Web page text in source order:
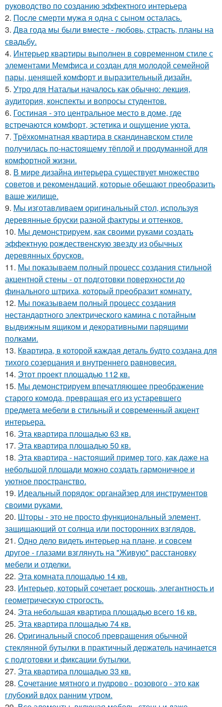
руководство по созданию эффектного интерьера
2. После смерти мужа я одна с сыном осталась.
3. Два года мы были вместе - любовь, страсть, планы на
свадьбу.
4. Интерьер квартиры выполнен в современном стиле с
элементами Мемфиса и создан для молодой семейной
пары, ценящей комфорт и выразительный дизайн.
5. Утро для Натальи началось как обычно: лекция,
аудитория, конспекты и вопросы студентов.
6. Гостиная - это центральное место в доме, где
встречаются комфорт, эстетика и ощущение уюта.
7. Трёхкомнатная квартира в скандинавском стиле
получилась по-настоящему тёплой и продуманной для
комфортной жизни.
8. В мире дизайна интерьера существует множество
советов и рекомендаций, которые обещают преобразить
ваше жилище.
9. Мы изготавливаем оригинальный стол, используя
деревянные бруски разной фактуры и оттенков.
10. Мы демонстрируем, как своими руками создать
эффектную рождественскую звезду из обычных
деревянных брусков.
11. Мы показываем полный процесс создания стильной
акцентной стены - от подготовки поверхности до
финального штриха, который преобразит комнату.
12. Мы показываем полный процесс создания
нестандартного электрического камина с потайным
выдвижным ящиком и декоративными парящими
полками.
13. Квартира, в которой каждая деталь будто создана для
тихого созерцания и внутреннего равновесия.
14. Этот проект площадью 112 кв.
15. Мы демонстрируем впечатляющее преображение
старого комода, превращая его из устаревшего
предмета мебели в стильный и современный акцент
интерьера.
16. Эта квартира площадью 63 кв.
17. Эта квартира площадью 50 кв.
18. Эта квартира - настоящий пример того, как даже на
небольшой площади можно создать гармоничное и
уютное пространство.
19. Идеальный порядок: органайзер для инструментов
своими руками.
20. Шторы - это не просто функциональный элемент,
защищающий от солнца или посторонних взглядов.
21. Одно дело видеть интерьер на плане, и совсем
другое - глазами взглянуть на "Живую" расстановку
мебели и отделки.
22. Эта комната площадью 14 кв.
23. Интерьер, который сочетает роскошь, элегантность и
геометрическую строгость.
24. Эта небольшая квартира площадью всего 16 кв.
25. Эта квартира площадью 74 кв.
26. Оригинальный способ превращения обычной
стеклянной бутылки в практичный держатель начинается
с подготовки и фиксации бутылки.
27. Эта квартира площадью 33 кв.
28. Сочетание мятного и пудрово - розового - это как
глубокий вдох ранним утром.